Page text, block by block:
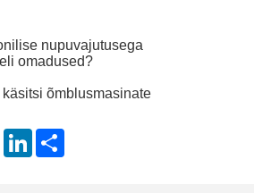
nupuvajutusega
omadused?
õmblusmasinate
PinterestLinkedIn